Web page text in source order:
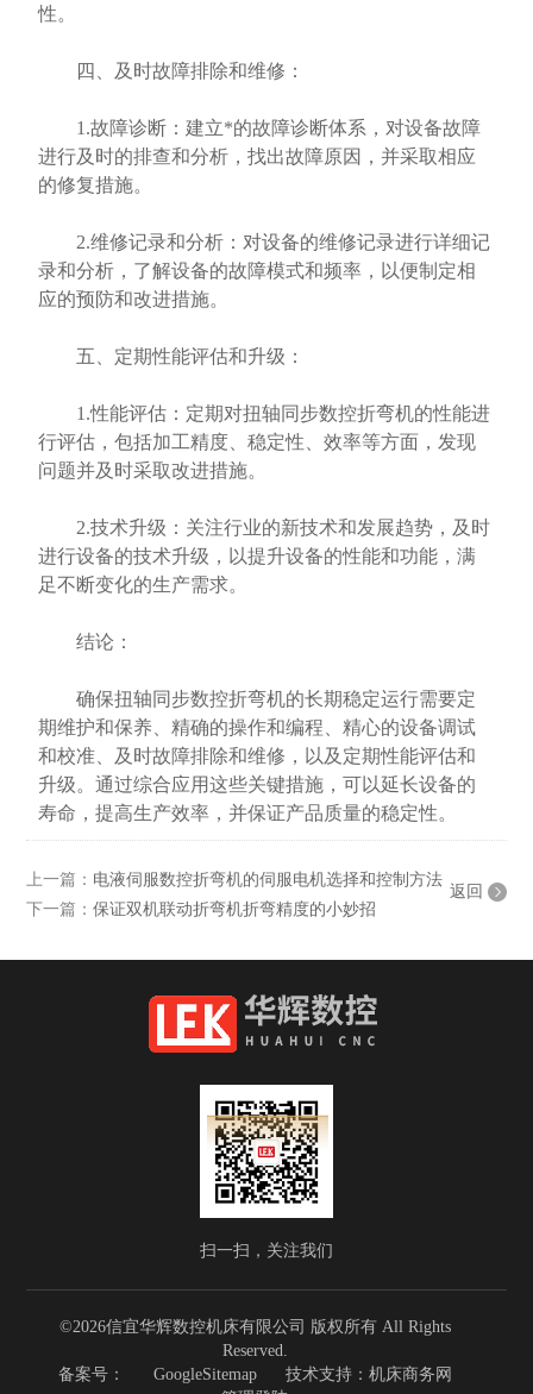
性。
四、及时故障排除和维修：
1.故障诊断：建立*的故障诊断体系，对设备故障
进行及时的排查和分析，找出故障原因，并采取相应
的修复措施。
2.维修记录和分析：对设备的维修记录进行详细记
录和分析，了解设备的故障模式和频率，以便制定相
应的预防和改进措施。
五、定期性能评估和升级：
1.性能评估：定期对扭轴同步数控折弯机的性能进
行评估，包括加工精度、稳定性、效率等方面，发现
问题并及时采取改进措施。
2.技术升级：关注行业的新技术和发展趋势，及时
进行设备的技术升级，以提升设备的性能和功能，满
足不断变化的生产需求。
结论：
确保扭轴同步数控折弯机的长期稳定运行需要定
期维护和保养、精确的操作和编程、精心的设备调试
和校准、及时故障排除和维修，以及定期性能评估和
升级。通过综合应用这些关键措施，可以延长设备的
寿命，提高生产效率，并保证产品质量的稳定性。
上一篇： 电液伺服数控折弯机的伺服电机选择和控制方法
下一篇：保证双机联动折弯机折弯精度的小妙招
返回
扫一扫，关注我们
©2026信宜华辉数控机床有限公司 版权所有 All Rights
Reserved.
备案号：
GoogleSitemap 技术支持： 机床商务网